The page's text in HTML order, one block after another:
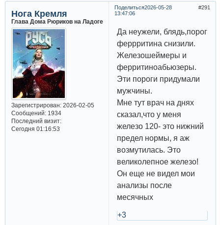
Поделиться 291
2026-05-28
13:47:06
Нога Кремля
Глава Дома Рюриков на Ладоге
Зарегистрирован: 2026-02-05
Сообщений:1934
Последний визит:
Сегодня 01:16:53
Да неужели, блядь,порог
феррритина снизили.
Железошеймеры и
ферритиноабьюзеры.
Эти пороги придумали
мужчины.
Мне тут врач на днях
сказал,что у меня
железо 120- это нижний
предел нормы, я аж
возмутилась. Это
великолепное железо!
Он еще не видел мои
анализы после
месячных
+3